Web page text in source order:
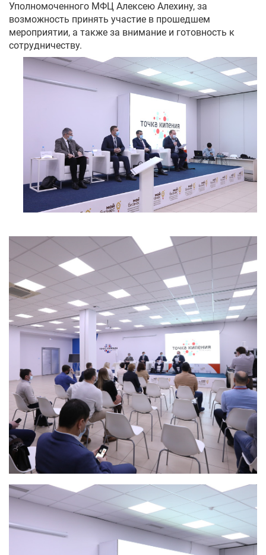
Уполномоченного МФЦ Алексею Алехину, за
возможность принять участие в прошедшем
мероприятии, а также за внимание и готовность к
сотрудничеству.